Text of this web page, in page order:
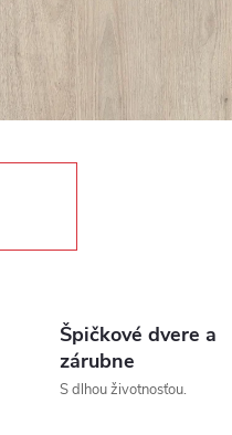
Špičkové dvere a
zárubne
S dlhou životnosťou.